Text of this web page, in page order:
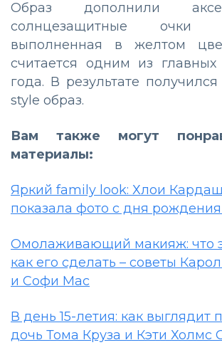
Образ дополнили
солнцезащитные
выполненная в желтом
считается одним из главных
года. В результате
style образ.
Вам также могут
материалы:
Яркий family look: Хлои
показала фото с дня
Омолаживающий макияж: что
как его сделать – советы
и Софи Мас
В день 15-летия: как выглядит
дочь Тома Круза и Кэти Холмс